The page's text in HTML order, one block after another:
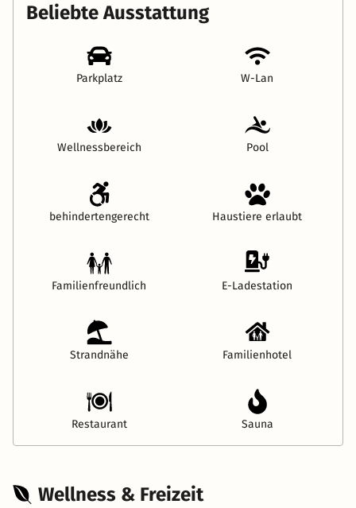
Beliebte Ausstattung
Parkplatz W-Lan
Wellnessbereich Pool
behindertengerecht Haustiere erlaubt
Familienfreundlich E-Ladestation
Strandnähe Familienhotel
Restaurant Sauna
Wellness & Freizeit